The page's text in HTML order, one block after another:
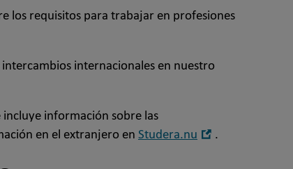
los requisitos para trabajar en profesiones
internacionales en nuestro
incluye información sobre las
en el extranjero en Studera.nu .